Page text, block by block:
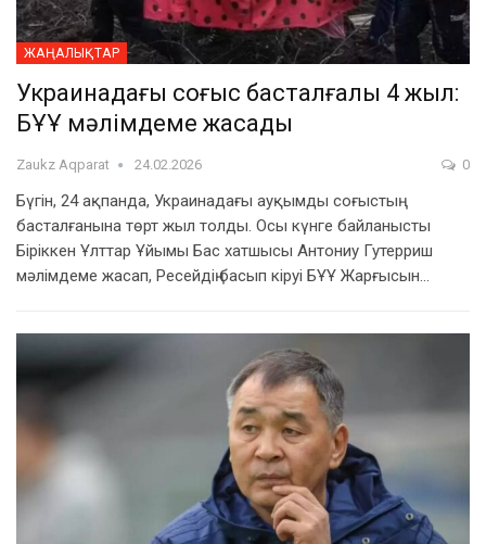
ЖАҢАЛЫҚТАР
Украинадағы соғыс басталғалы 4 жыл:
БҰҰ мәлімдеме жасады
Zaukz Aqparat 24.02.2026 0
Бүгін, 24 ақпанда, Украинадағы ауқымды соғыстың
басталғанына төрт жыл толды. Осы күнге байланысты
Біріккен Ұлттар Ұйымы Бас хатшысы Антониу Гутерриш
мәлімдеме жасап, Ресейдің басып кіруі БҰҰ Жарғысын…